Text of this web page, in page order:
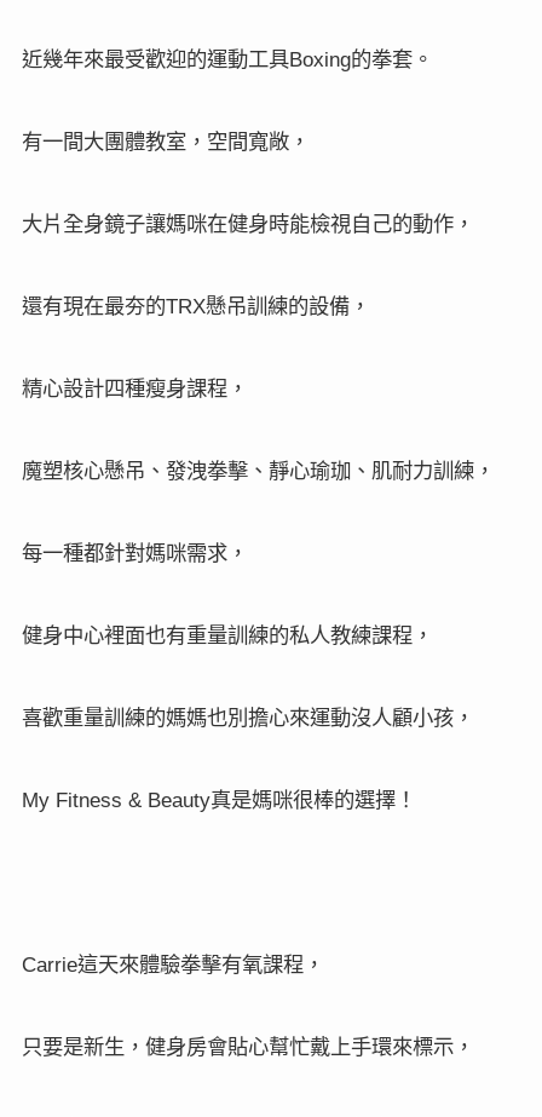
近幾年來最受歡迎的運動工具Boxing的拳套。
有一間大團體教室，空間寬敞，
大片全身鏡子讓媽咪在健身時能檢視自己的動作，
還有現在最夯的TRX懸吊訓練的設備，
精心設計四種瘦身課程，
魔塑核心懸吊、發洩拳擊、靜心瑜珈、肌耐力訓練，
每一種都針對媽咪需求，
健身中心裡面也有重量訓練的私人教練課程，
喜歡重量訓練的媽媽也別擔心來運動沒人顧小孩，
My Fitness & Beauty真是媽咪很棒的選擇！